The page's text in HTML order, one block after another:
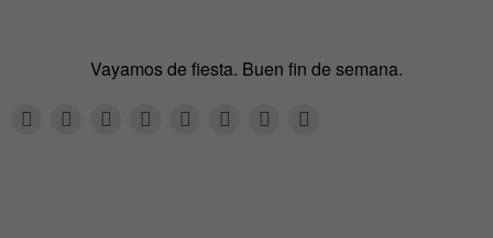
Vayamos de fiesta. Buen fin de semana.